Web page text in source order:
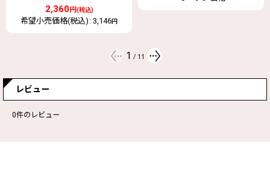
2 / 11
レビュー
0件のレビュー